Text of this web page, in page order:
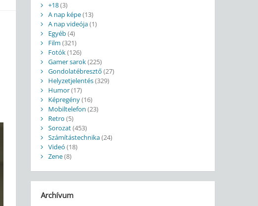
+18(3)
A nap képe(13)
A nap videója(1)
Egyéb(4)
Film (321)
Fotók(126)
Gamer sarok(225)
Gondolatébresztő (27)
Helyzetjelentés(329)
Humor(17)
Képregény(16)
Mobiltelefon (23)
Retro (5)
Sorozat(453)
Számítástechnika(24)
Videó (18)
Zene(8)
Archívum